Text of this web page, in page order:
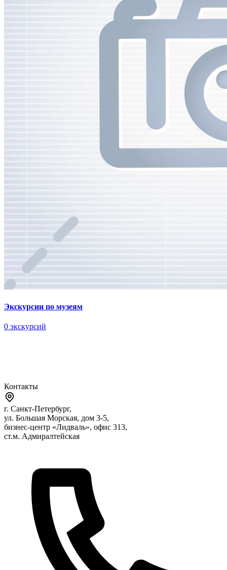
Экскурсии по музеям
0 экскурсий
Контакты
г. Санкт-Петербург,
ул. Большая Морская, дом 3-5,
бизнес-центр «Лидваль», офис 313,
ст.м. Адмиралтейская